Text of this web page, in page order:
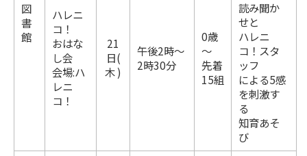
図
書
館
ハレニ
コ！
おはな
し会
会場:ハ
レニ
コ！
21
日(
木 )
午後2時～
2時30分
0歳
～
先着
15組
読み聞か
せと
ハレニ
コ！スタ
ッフ
による5感
を刺激す
る
知育あそ
び